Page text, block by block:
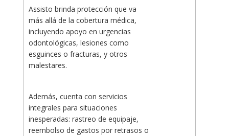
Assisto brinda protección que va
más allá de la cobertura médica,
incluyendo apoyo en urgencias
odontológicas, lesiones como
esguinces o fracturas, y otros
malestares.
Además, cuenta con servicios
integrales para situaciones
inesperadas: rastreo de equipaje,
reembolso de gastos por retrasos o